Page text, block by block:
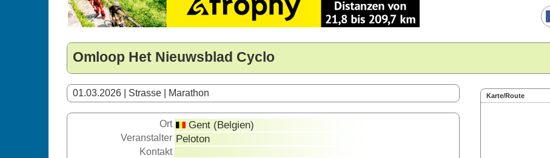
Omloop Het Nieuwsblad Cyclo
Karte/Route
01.03.2026 | Strasse | Marathon
Ort Gent (Belgien)
Veranstalter Peloton
Kontakt